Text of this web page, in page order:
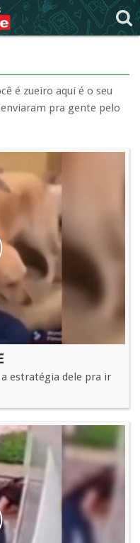
é zueiro aqui é o seu
pra gente pelo
estratégia dele pra ir